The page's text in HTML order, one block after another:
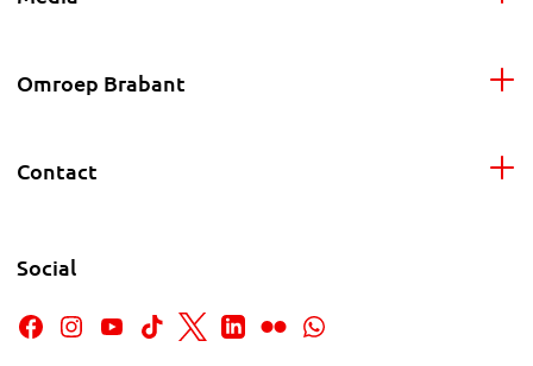
Omroep Brabant
Contact
Social